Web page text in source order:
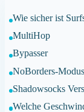
Wie sicher ist
MultiHop
Bypasser
NoBorders-Modus
Shadowsocks
Welche